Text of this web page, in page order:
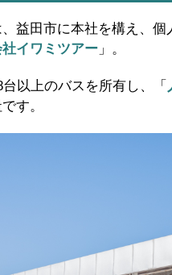
益田市に本社を構え、
イワミツアー 」。
以上のバスを所有し、「
す。